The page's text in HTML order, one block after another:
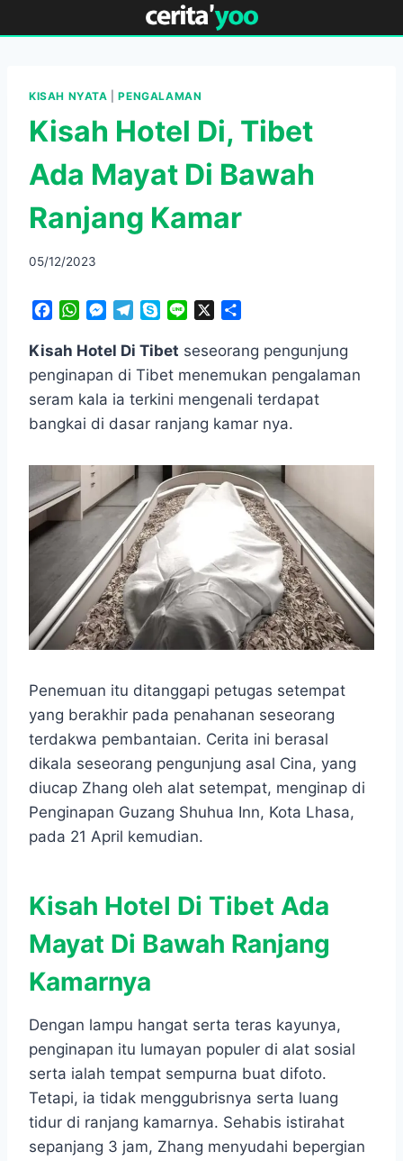
to
KISAH NYATA |PENGALAMAN
Kisah Hotel Di, Tibet
Ada Mayat Di Bawah
Ranjang Kamar
05/12/2023
c
e
b
o
o
W
a
t
s
A
p
M
s
s
e
n
g
r
l
e
r
a
y
p
n
e
a
r
e
Kisah Hotel Di Tibet seseorang pengunjung
penginapan di Tibet menemukan pengalaman
seram kala ia terkini mengenali terdapat
bangkai di dasar ranjang kamar nya.
Penemuan itu ditanggapi petugas setempat
yang berakhir pada penahanan seseorang
terdakwa pembantaian. Cerita ini berasal
dikala seseorang pengunjung asal Cina, yang
diucap Zhang oleh alat setempat, menginap di
Penginapan Guzang Shuhua Inn, Kota Lhasa,
pada 21 April kemudian.
Kisah Hotel Di Tibet Ada
Mayat Di Bawah Ranjang
Kamarnya
Dengan lampu hangat serta teras kayunya,
penginapan itu lumayan populer di alat sosial
serta ialah tempat sempurna buat difoto.
Tetapi, ia tidak menggubrisnya serta luang
tidur di ranjang kamarnya. Sehabis istirahat
sepanjang 3 jam, Zhang menyudahi bepergian